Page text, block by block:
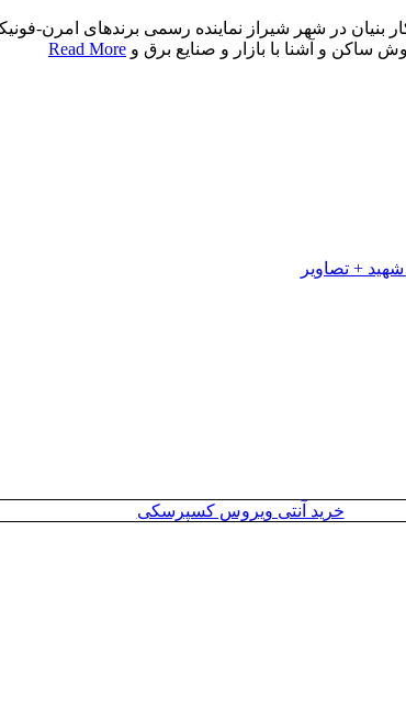
در شهر شیراز نماینده رسمی برندهای امرن-
ساکن و آشنا با بازار و صنایع برق و Read More
خرید آنتی ویروس کسپرسکی